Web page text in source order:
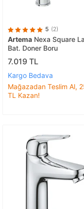
5 (2)
Artema Nexa Square
Bat. Doner Boru
7.019 TL
Kargo Bedava
Mağazadan Teslim Al,
TL Kazan!